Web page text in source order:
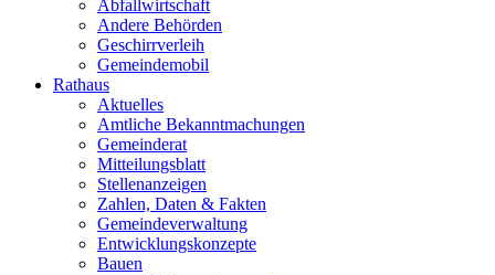
Abfallwirtschaft
Andere Behörden
Geschirrverleih
Gemeindemobil
Rathaus
Aktuelles
Amtliche Bekanntmachungen
Gemeinderat
Mitteilungsblatt
Stellenanzeigen
Zahlen, Daten & Fakten
Gemeindeverwaltung
Entwicklungskonzepte
Bauen